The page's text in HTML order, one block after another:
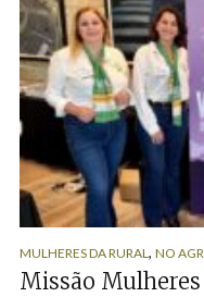
MULHERES DA RURAL , NO
Missão